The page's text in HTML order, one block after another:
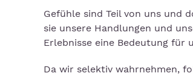
Gefühle sind Teil von uns und
sie unsere Handlungen und
Erlebnisse eine Bedeutung für
Da wir selektiv wahrnehmen,